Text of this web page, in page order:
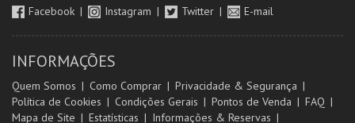
Facebook Instagram Twitter E-mail
INFORMAÇÕES
Quem Somos Como Comprar
Privacidade & Segurança
Política de Cookies
Condições Gerais Pontos de Venda
FAQ
Mapa de Site
Estatísticas Informações & Reservas